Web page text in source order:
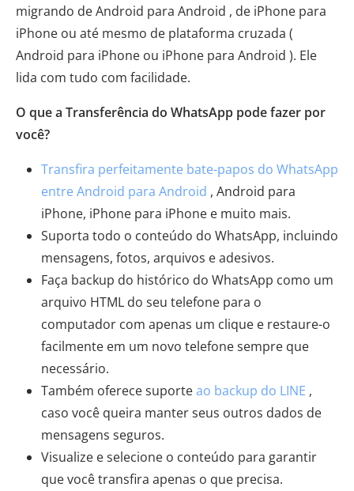
migrando de Android para Android , de iPhone para
iPhone ou até mesmo de plataforma cruzada (
Android para iPhone ou iPhone para Android ). Ele
lida com tudo com facilidade.
O que a Transferência do WhatsApp pode fazer por
você?
Transfira perfeitamente bate-papos do WhatsApp
entre Android para Android , Android para
iPhone, iPhone para iPhone e muito mais.
Suporta todo o conteúdo do WhatsApp, incluindo
mensagens, fotos, arquivos e adesivos.
Faça backup do histórico do WhatsApp como um
arquivo HTML do seu telefone para o
computador com apenas um clique e restaure-o
facilmente em um novo telefone sempre que
necessário.
Também oferece suporteao backup do LINE ,
caso você queira manter seus outros dados de
mensagens seguros.
Visualize e selecione o conteúdo para garantir
que você transfira apenas o que precisa.